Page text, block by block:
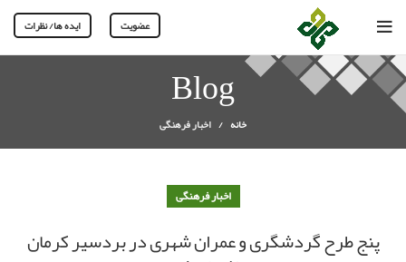
عضویت ایده ها/ نظرات
Blog
خانه اخبار فرهنگی
اخبار فرهنگی
پنج طرح گردشگری و عمران شهری در بردسیر کرمان